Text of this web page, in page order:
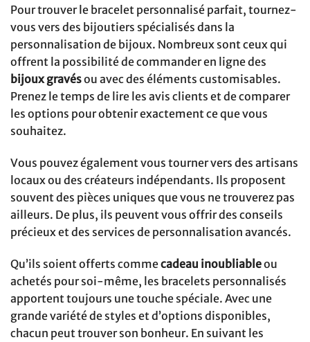
Pour trouver le bracelet personnalisé parfait, tournez-
vous vers des bijoutiers spécialisés dans la
personnalisation de bijoux. Nombreux sont ceux qui
offrent la possibilité de commander en ligne des
bijoux gravésou avec des éléments customisables.
Prenez le temps de lire les avis clients et de comparer
les options pour obtenir exactement ce que vous
souhaitez.
Vous pouvez également vous tourner vers des artisans
locaux ou des créateurs indépendants. Ils proposent
souvent des pièces uniques que vous ne trouverez pas
ailleurs. De plus, ils peuvent vous offrir des conseils
précieux et des services de personnalisation avancés.
Qu’ils soient offerts commecadeau inoubliableou
achetés pour soi-même, les bracelets personnalisés
apportent toujours une touche spéciale. Avec une
grande variété de styles et d’options disponibles,
chacun peut trouver son bonheur. En suivant les